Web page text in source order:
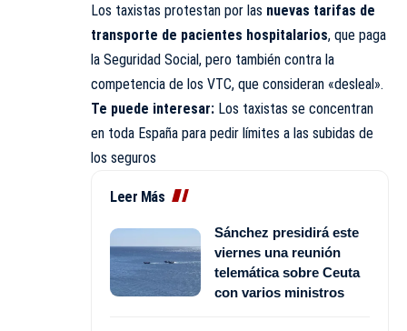
Los taxistas protestan por las nuevas tarifas de
transporte de pacientes hospitalarios, que paga
la Seguridad Social, pero también contra la
competencia de los VTC, que consideran «desleal».
Te puede interesar: Los taxistas se concentran
en toda España para pedir límites a las subidas de
los seguros
Leer Más
Sánchez presidirá este
viernes una reunión
telemática sobre Ceuta
con varios ministros